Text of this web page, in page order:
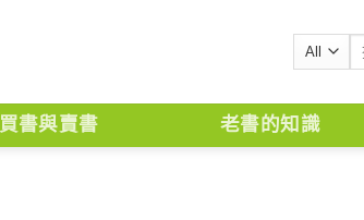
搜
鍵
買書與賣書 老書的知識